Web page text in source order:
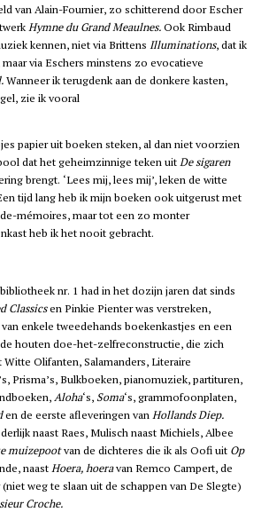
van Alain-Fournier, zo schitterend door Escher
Hymne du Grand Meaulnes.Ook Rimbaud
kennen, niet via Brittens Illuminations, dat ik
via Eschers minstens zo evocatieve
Wanneer ik terugdenk aan de donkere kasten,
zie ik vooral
papier uit boeken steken, al dan niet voorzien
dat het geheimzinnige teken uitDe sigaren
brengt. ‘Lees mij, lees mij’, leken de witte
tijd lang heb ik mijn boeken ook uitgerust met
mémoires, maar tot een zo monter
heb ik het nooit gebracht.
nr. 1 had in het dozijn jaren dat sinds
Classicsen Pinkie Pienter was verstreken,
enkele tweedehands boekenkastjes en een
houten doe-het-zelfreconstructie, die zich
Olifanten, Salamanders, Literaire
Prisma’s, Bulkboeken, pianomuziek, partituren,
Aloha‘s, Soma‘s, grammofoonplaten,
en de eerste afleveringen vanHollands Diep.
naast Raes, Mulisch naast Michiels, Albee
muizepootvan de dichteres die ik als Oofi uit Op
naastHoera, hoeravan Remco Campert, de
weg te slaan uit de schappen van De Slegte)
Croche.